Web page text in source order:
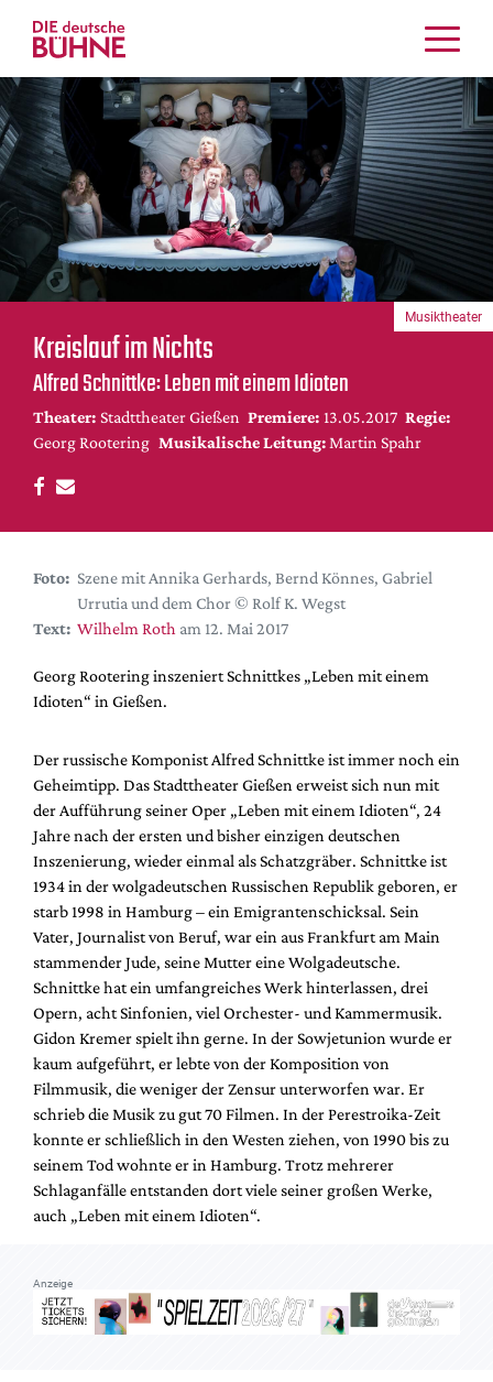
Kritiken
Schauspiel
Musiktheater
Tanz
Crossover
Bühnenwelt
Festivals & Veranstaltungen
Menschen & Theater
Themen
Internationales
Nachrufe
DdB-map
Premierensuche
Festival-Planer
Alle Hefte
Podcast
Service
Shop / Abo
Newsletter
Redaktion
Autor:innen
Partner
Mediadaten
Suche
Kreislauf im Nichts
Alfred Schnittke: Leben mit einem Idioten
Theater: Stadttheater Gießen Premiere: 13.05.2017 Regie:
Georg Rootering Musikalische Leitung: Martin Spahr
Musiktheater
Foto: Szene mit Annika Gerhards, Bernd Könnes, Gabriel
Urrutia und dem Chor © Rolf K. Wegst
Text: Wilhelm Roth am 12. Mai 2017
Georg Rootering inszeniert Schnittkes „Leben mit einem
Idioten“ in Gießen.
Der russische Komponist Alfred Schnittke ist immer noch ein
Geheimtipp. Das Stadttheater Gießen erweist sich nun mit
der Aufführung seiner Oper „Leben mit einem Idioten“, 24
Jahre nach der ersten und bisher einzigen deutschen
Inszenierung, wieder einmal als Schatzgräber. Schnittke ist
1934 in der wolgadeutschen Russischen Republik geboren, er
starb 1998 in Hamburg – ein Emigrantenschicksal. Sein
Vater, Journalist von Beruf, war ein aus Frankfurt am Main
stammender Jude, seine Mutter eine Wolgadeutsche.
Schnittke hat ein umfangreiches Werk hinterlassen, drei
Opern, acht Sinfonien, viel Orchester- und Kammermusik.
Gidon Kremer spielt ihn gerne. In der Sowjetunion wurde er
kaum aufgeführt, er lebte von der Komposition von
Filmmusik, die weniger der Zensur unterworfen war. Er
schrieb die Musik zu gut 70 Filmen. In der Perestroika-Zeit
konnte er schließlich in den Westen ziehen, von 1990 bis zu
seinem Tod wohnte er in Hamburg. Trotz mehrerer
Schlaganfälle entstanden dort viele seiner großen Werke,
auch „Leben mit einem Idioten“.
Anzeige